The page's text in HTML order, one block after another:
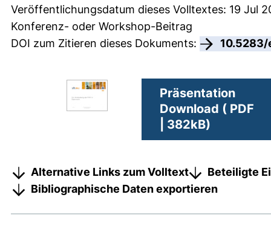
Veröffentlichungsdatum dieses Volltextes: 19 Jul
Konferenz- oder Workshop-Beitrag
DOI zum Zitieren dieses Dokuments:
Präsentation
Download ( PDF
| 382kB)
Alternative Links zum Volltext
Beteiligte
Bibliographische Daten exportieren